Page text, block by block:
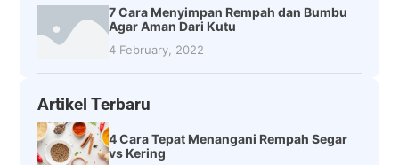
7 Cara Menyimpan Rempah dan Bumbu
Agar Aman Dari Kutu
4 February, 2022
Artikel Terbaru
4 Cara Tepat Menangani Rempah Segar
vs Kering